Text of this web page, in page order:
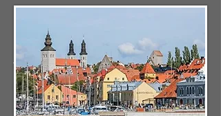
สงบตั้งอยู่บนเกาะก็อธแลนด์
(Gotland) เป็นเมืองเก่าแก่ของชาว
ไวกิ้งที่ก่อตั้งมาตั้งแต่ศตวรรษที่ 12
โดดเด่นในเรื่องความสวยงามของ
กำแพงเมือง ป้อมปราการ โบสถ์